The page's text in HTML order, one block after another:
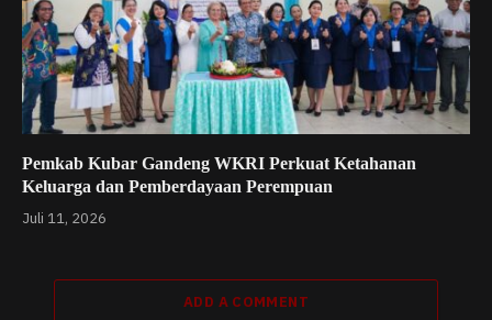
Pemkab Kubar Gandeng WKRI Perkuat Ketahanan
Keluarga dan Pemberdayaan Perempuan
Juli 11, 2026
ADD A COMMENT